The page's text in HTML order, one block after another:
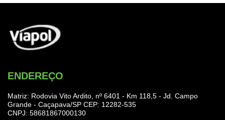
ENDEREÇO
Matriz: Rodovia Vito Ardito, nº 6401 - Km 118,5 - Jd. Campo
Grande - Caçapava/SP CEP: 12282-535
CNPJ: 58681867000130